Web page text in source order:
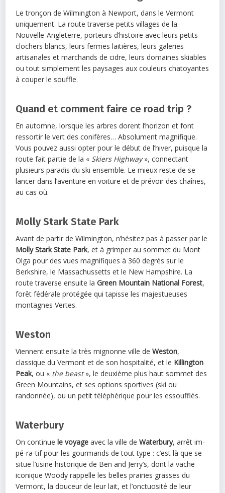
Le tronçon de Wilmington à Newport, dans le Vermont
uniquement. La route traverse petits villages de la
Nouvelle-Angleterre, porteurs d’histoire avec leurs petits
clochers blancs, leurs fermes laitières, leurs galeries
artisanales et marchands de cidre, leurs domaines skiables
ou tout simplement les paysages aux couleurs chatoyantes
à couper le souffle.
Quand et comment faire ce road trip ?
En automne, lorsque les arbres dorent l’horizon et font
ressortir le vert des conifères… Absolument magnifique.
Vous pouvez aussi opter pour le début de l’hiver, puisque la
route fait partie de la « Skiers Highway», connectant
plusieurs paradis du ski ensemble. Le mieux reste de se
lancer dans l’aventure en voiture et de prévoir des chaînes,
au cas où.
Molly Stark State Park
Avant de partir de Wilmington, n’hésitez pas à passer par le
Molly Stark State Park, et à grimper au sommet du Mont
Olga pour des vues magnifiques à 360 degrés sur le
Berkshire, le Massachussetts et le New Hampshire. La
route traverse ensuite laGreen Mountain National Forest,
forêt fédérale protégée qui tapisse les majestueuses
montagnes Vertes.
Weston
Viennent ensuite la très mignonne ville deWeston,
classique du Vermont et de son hospitalité, et le Killington
Peak, ou « the beast», le deuxième plus haut sommet des
Green Mountains, et ses options sportives (ski ou
randonnée), ou un petit téléphérique pour les essoufflés.
Waterbury
On continue le voyage avec la ville deWaterbury, arrêt im-
pé-ra-tif pour les gourmands de tout type : c’est là que se
situe l’usine historique de Ben and Jerry’s, dont la vache
iconique Woody rappelle les belles prairies grasses du
Vermont, la douceur de leur lait, et l’onctuosité de leur